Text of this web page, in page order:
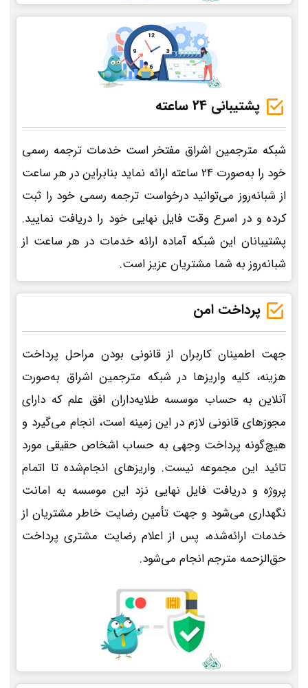
پشتیبانی 24 ساعته
شبکه مترجمین اشراق مفتخر است خدمات ترجمه رسمی
خود را به‌صورت 24 ساعته ارائه نماید بنابراین در هر ساعت
از شبانه‌روز می‌توانید درخواست ترجمه رسمی خود را ثبت
کرده و در اسرع وقت فایل نهایی خود را دریافت نمایید.
پشتیبانان این شبکه آماده ارائه خدمات در هر ساعت از
شبانه‌روز به شما مشتریان عزیز است.
پرداخت امن
جهت اطمینان کاربران از قانونی بودن مراحل پرداخت
هزینه، کلیه واریزها در شبکه مترجمین اشراق به‌صورت
آنلاین به حساب موسسه طلایه‌داران افق علم که دارای
مجوزهای قانونی لازم در این زمینه است، انجام می‌گیرد و
هیچ‌گونه پرداخت وجهی به حساب اشخاص حقیقی مورد
تائید این مجموعه نیست. واریزهای انجام‌شده تا اتمام
پروژه و دریافت فایل نهایی نزد این موسسه به امانت
نگهداری می‌شود و جهت تأمین رضایت خاطر مشتریان از
خدمات ارائه‌شده، پس از اعلام رضایت مشتری پرداخت
حق‌الزحمه مترجم انجام می‌شود.